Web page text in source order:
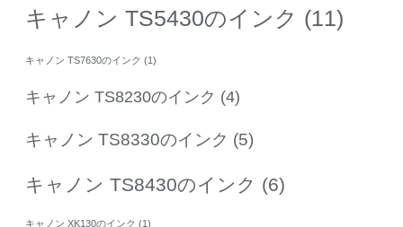
キャノン TS5430のインク (11)
キャノン TS7630のインク (1)
キャノン TS8230のインク (4)
キャノン TS8330のインク (5)
キャノン TS8430のインク (6)
キャノン XK130のインク (1)